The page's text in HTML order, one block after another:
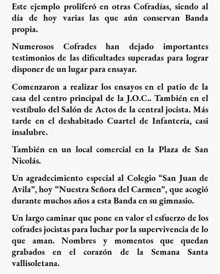
Este ejemplo proliferó en otras Cofradías, siendo al
día de hoy varias las que aún conservan Banda
propia.
Numerosos Cofrades han dejado importantes
testimonios de las dificultades superadas para lograr
disponer de un lugar para ensayar.
Comenzaron a realizar los ensayos en el patio de la
casa del centro principal de la J.O.C.. También en el
vestíbulo del Salón de Actos de la central jocista. Más
tarde en el deshabitado Cuartel de Infantería, casi
insalubre.
También en un local comercial en la Plaza de San
Nicolás.
Un agradecimiento especial al Colegio “San Juan de
Avila”, hoy “Nuestra Señora del Carmen”, que acogió
durante muchos años a esta Banda en su gimnasio.
Un largo caminar que pone en valor el esfuerzo de los
cofrades jocistas para luchar por la supervivencia de lo
que aman. Nombres y momentos que quedan
grabados en el corazón de la Semana Santa
vallisoletana.